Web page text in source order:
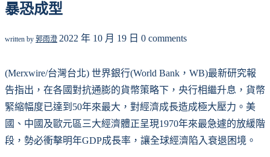
暴恐成型
written by 郭雨澄 2022 年 10 月 19 日 0 comments
(Merxwire/台灣台北) 世界銀行(World Bank，WB)最新研究報
告指出，在各國對抗通膨的貨幣策略下，央行相繼升息，貨幣
緊縮幅度已達到50年來最大，對經濟成長造成極大壓力。美
國、中國及歐元區三大經濟體正呈現1970年來最急遽的放緩階
段，勢必衝擊明年GDP成長率，讓全球經濟陷入衰退困境。